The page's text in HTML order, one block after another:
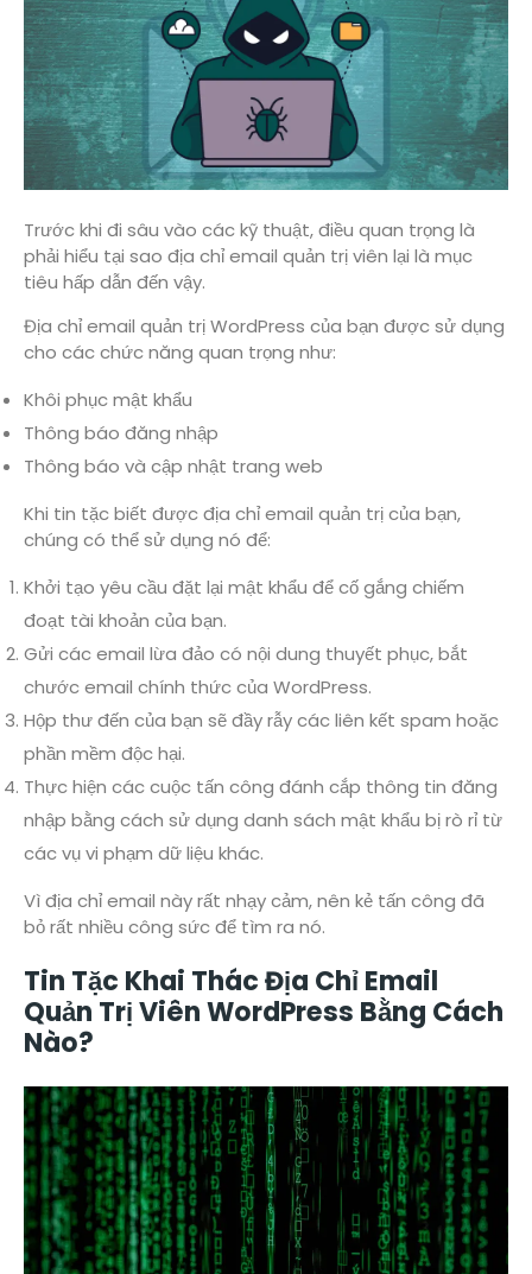
Trước khi đi sâu vào các kỹ thuật, điều quan trọng là
phải hiểu tại sao địa chỉ email quản trị viên lại là mục
tiêu hấp dẫn đến vậy.
Địa chỉ email quản trị WordPress của bạn được sử dụng
cho các chức năng quan trọng như:
Khôi phục mật khẩu
Thông báo đăng nhập
Thông báo và cập nhật trang web
Khi tin tặc biết được địa chỉ email quản trị của bạn,
chúng có thể sử dụng nó để:
Khởi tạo yêu cầu đặt lại mật khẩu để cố gắng chiếm
đoạt tài khoản của bạn.
Gửi các email lừa đảo có nội dung thuyết phục, bắt
chước email chính thức của WordPress.
Hộp thư đến của bạn sẽ đầy rẫy các liên kết spam hoặc
phần mềm độc hại.
Thực hiện các cuộc tấn công đánh cắp thông tin đăng
nhập bằng cách sử dụng danh sách mật khẩu bị rò rỉ từ
các vụ vi phạm dữ liệu khác.
Vì địa chỉ email này rất nhạy cảm, nên kẻ tấn công đã
bỏ rất nhiều công sức để tìm ra nó.
Tin Tặc Khai Thác Địa Chỉ Email
Quản Trị Viên WordPress Bằng Cách
Nào?